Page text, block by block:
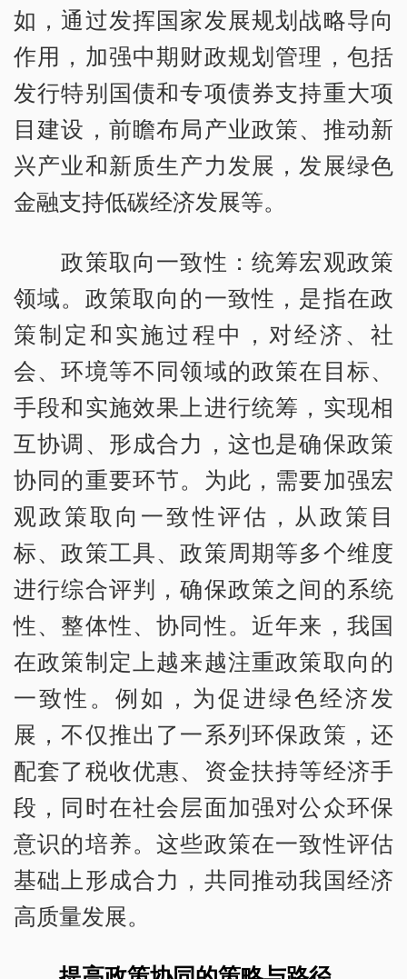
如，通过发挥国家发展规划战略导向
作用，加强中期财政规划管理，包括
发行特别国债和专项债券支持重大项
目建设，前瞻布局产业政策、推动新
兴产业和新质生产力发展，发展绿色
金融支持低碳经济发展等。
政策取向一致性：统筹宏观政策
领域。政策取向的一致性，是指在政
策制定和实施过程中，对经济、社
会、环境等不同领域的政策在目标、
手段和实施效果上进行统筹，实现相
互协调、形成合力，这也是确保政策
协同的重要环节。为此，需要加强宏
观政策取向一致性评估，从政策目
标、政策工具、政策周期等多个维度
进行综合评判，确保政策之间的系统
性、整体性、协同性。近年来，我国
在政策制定上越来越注重政策取向的
一致性。例如，为促进绿色经济发
展，不仅推出了一系列环保政策，还
配套了税收优惠、资金扶持等经济手
段，同时在社会层面加强对公众环保
意识的培养。这些政策在一致性评估
基础上形成合力，共同推动我国经济
高质量发展。